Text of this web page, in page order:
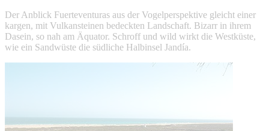
Der Anblick Fuerteventuras aus der Vogelperspektive gleicht einer
kargen, mit Vulkansteinen bedeckten Landschaft. Bizarr in ihrem
Dasein, so nah am Äquator. Schroff und wild wirkt die Westküste,
wie ein Sandwüste die südliche Halbinsel Jandía.